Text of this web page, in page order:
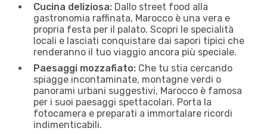
Cucina deliziosa: Dallo street food alla
gastronomia raffinata, Marocco è una vera e
propria festa per il palato. Scopri le specialità
locali e lasciati conquistare dai sapori tipici che
renderanno il tuo viaggio ancora più speciale.
Paesaggi mozzafiato: Che tu stia cercando
spiagge incontaminate, montagne verdi o
panorami urbani suggestivi, Marocco è famosa
per i suoi paesaggi spettacolari. Porta la
fotocamera e preparati a immortalare ricordi
indimenticabili.